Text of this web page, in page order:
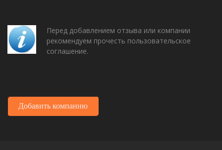
Перед добавлением отзыва или компании
рекомендуем прочесть пользовательское
соглашение.
Добавить компанию